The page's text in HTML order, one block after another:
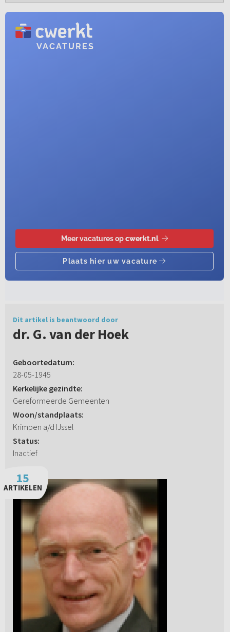
Dit artikel is beantwoord door
dr. G. van der Hoek
Geboortedatum:
28-05-1945
Kerkelijke gezindte:
Gereformeerde Gemeenten
Woon/standplaats:
Krimpen a/d IJssel
Status:
Inactief
15
ARTIKELEN